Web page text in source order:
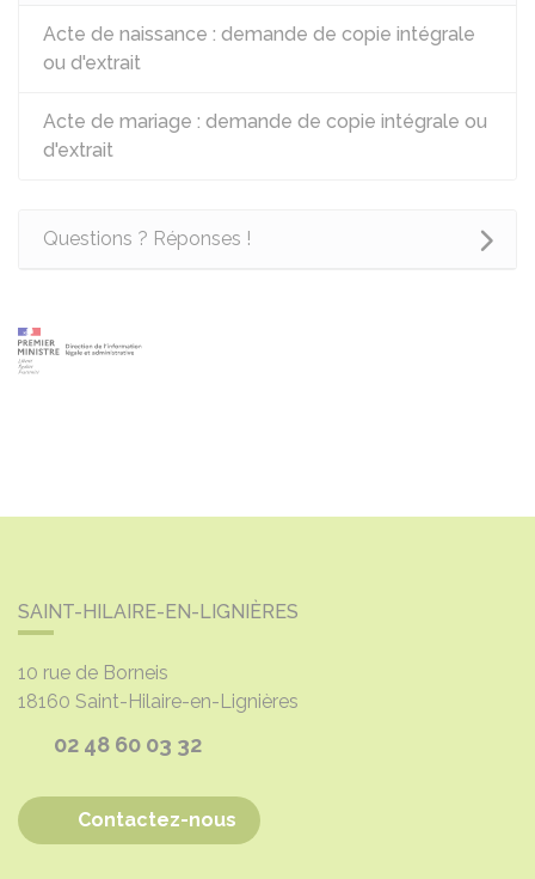
Acte de naissance : demande de copie intégrale
ou d'extrait
Acte de mariage : demande de copie intégrale ou
d'extrait
Questions ? Réponses !
SAINT-HILAIRE-EN-LIGNIÈRES
10 rue de Borneis
18160 Saint-Hilaire-en-Lignières
02 48 60 03 32
Contactez-nous